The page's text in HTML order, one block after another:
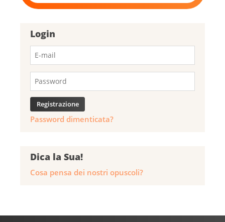
Login
Password dimenticata?
Dica la Sua!
Cosa pensa dei nostri opuscoli?